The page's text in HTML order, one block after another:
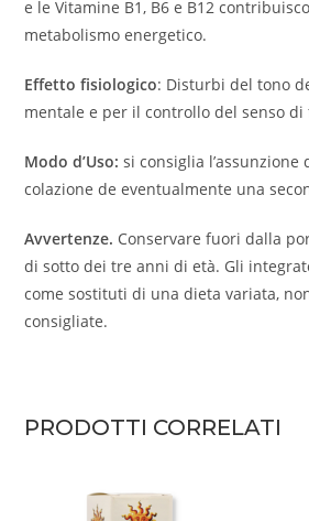
e le Vitamine B1, B6 e B12
metabolismo energetico.
Effetto fisiologico: Disturbi del tono
mentale e per il controllo del senso di
Modo d’Uso:si consiglia l’assunzione
colazione de eventualmente una
Avvertenze. Conservare fuori dalla
di sotto dei tre anni di età. Gli
come sostituti di una dieta variata,
consigliate.
PRODOTTI CORRELATI